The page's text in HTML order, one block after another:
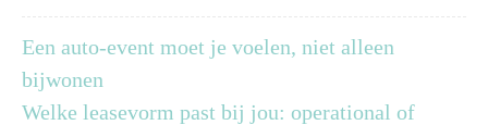
Een auto-event moet je voelen, niet alleen
bijwonen
Welke leasevorm past bij jou: operational of